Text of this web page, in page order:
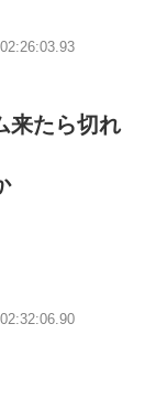
来たら切れ